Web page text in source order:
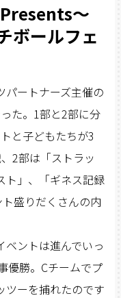
～
ボールフェ
パートナーズ主催の
た。1部と2部に分
と子どもたちが3
2部は「ストラッ
ト」、「ギネス記録
盛りだくさんの内
ベントは進んでいっ
優勝。Cチームでプ
ツーを捕れたのです